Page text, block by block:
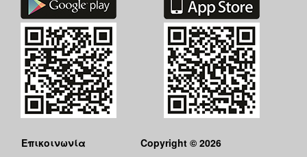
Επικοινωνία
Copyright © 2026